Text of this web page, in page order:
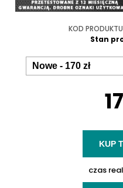
KOD
Stan
KUP
czas